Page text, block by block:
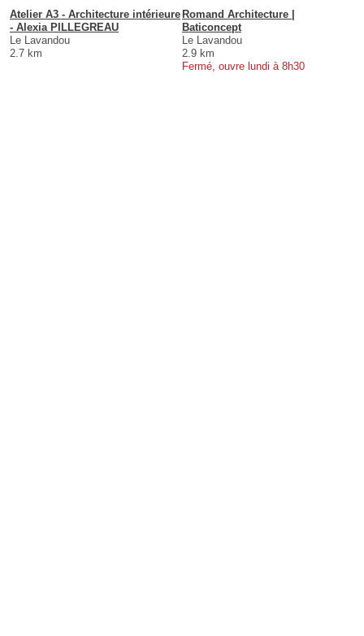
Atelier A3 - Architecture intérieure
- Alexia PILLEGREAU
Le Lavandou
2.7 km
Romand Architecture |
Baticoncept
Le Lavandou
2.9 km
Fermé, ouvre lundi à 8h30